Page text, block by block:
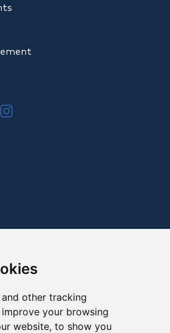
other tracking
your browsing
website, to show you